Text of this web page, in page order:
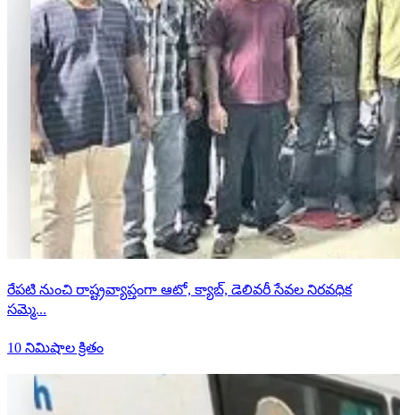
రేపటి నుంచి రాష్ట్రవ్యాప్తంగా ఆటో, క్యాబ్, డెలివరీ సేవల నిరవధిక
సమ్మె...
10 నిమిషాల క్రితం